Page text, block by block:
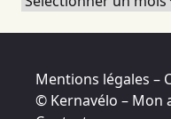
Mentions légales –
© Kernavélo – Mon